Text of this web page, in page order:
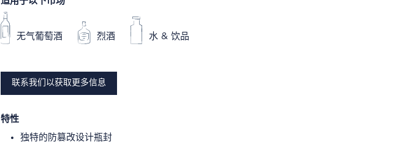
无气葡萄酒 烈酒 水 & 饮品
联系我们以获取更多信息
特性
独特的防篡改设计瓶封